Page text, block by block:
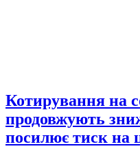
Котирування на
продовжують
посилює тиск на